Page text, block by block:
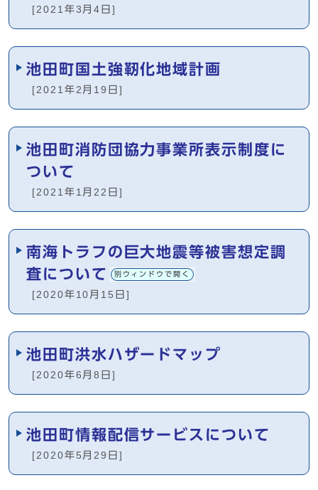
[2021年3月4日]
池田町国土強靭化地域計画
[2021年2月19日]
池田町消防団協力事業所表示制度に
ついて
[2021年1月22日]
南海トラフの巨大地震等被害想定調
査について
別ウィンドウで開く
[2020年10月15日]
池田町洪水ハザードマップ
[2020年6月8日]
池田町情報配信サービスについて
[2020年5月29日]